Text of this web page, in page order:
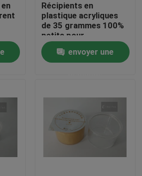
de bec
Récipients en
plastique acryliques
de 35 grammes 100%
petits pour
l'emballage de
confiture d'Apple
envoyer une